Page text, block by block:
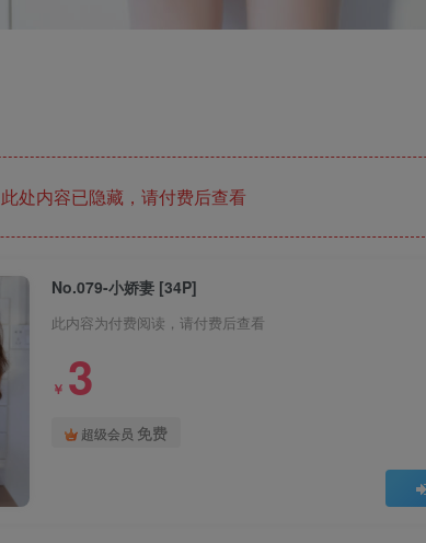
此处内容已隐藏，请付费后查看
No.079-小娇妻 [34P]
此内容为付费阅读，请付费后查看
￥ 3
超级会员 免费